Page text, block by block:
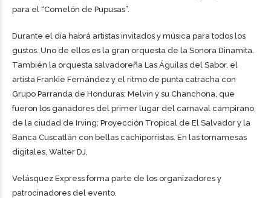
para el “Comelón de Pupusas”.
Durante el día habrá artistas invitados y música para todos los
gustos. Uno de ellos es la gran orquesta de la Sonora Dinamita.
También la orquesta salvadoreña Las Águilas del Sabor, el
artista Frankie Fernández y el ritmo de punta catracha con
Grupo Parranda de Honduras; Melvin y su Chanchona, que
fueron los ganadores del primer lugar del carnaval campirano
de la ciudad de Irving; Proyección Tropical de El Salvador y la
Banca Cuscatlán con bellas cachiporristas. En las tornamesas
digitales, Walter DJ.
Velásquez Express forma parte de los organizadores y
patrocinadores del evento.